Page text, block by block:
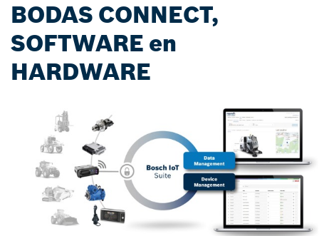
BODAS CONNECT,
SOFTWARE en
HARDWARE